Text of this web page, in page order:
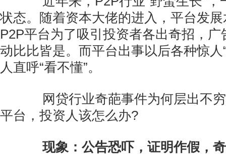
状态。随着资本大佬的进入，平台发
P2P平台为了吸引投资者各出奇招，
动比比皆是。而平台出事以后各种惊人
人直呼“看不懂”。
网贷行业奇葩事件为何层出不穷
平台，投资人该怎么办?
现象：公告恐吓，证明作假，